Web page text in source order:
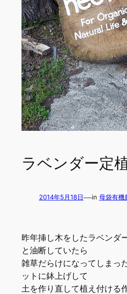
ラベンダー定
2014年5月18日 —in 母袋有機
昨年挿し木をしたラベンダ
と油断していたら
雑草だらけになってしまっ
ットに鉢上げして
土を作り直して植え付ける